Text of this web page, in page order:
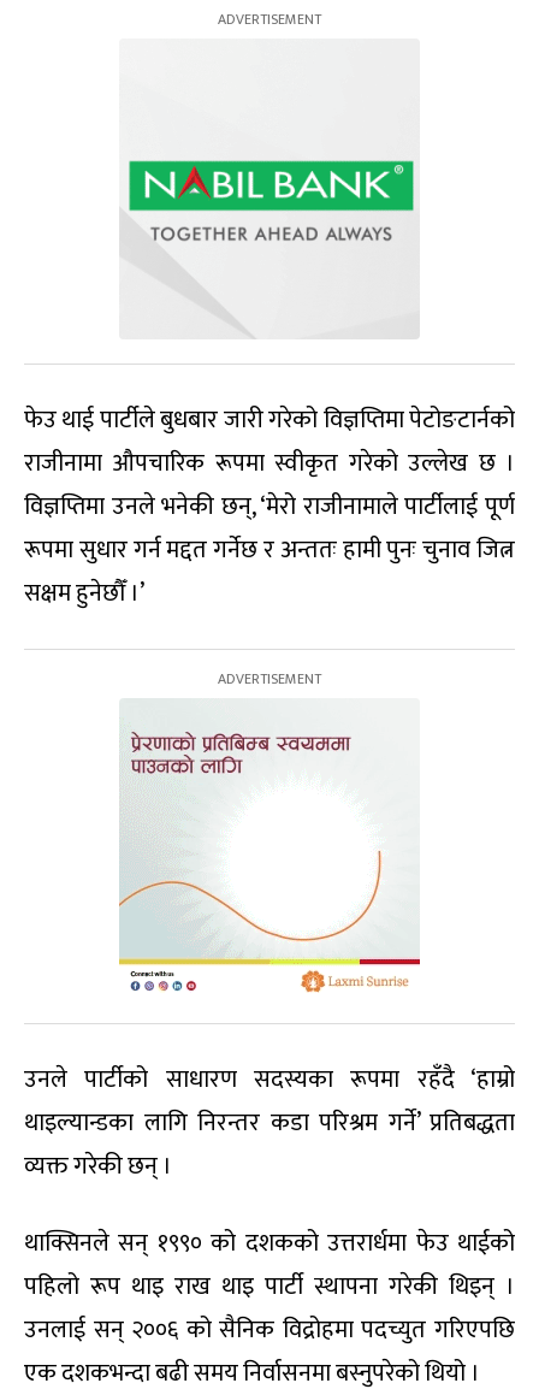
फेउ थाई पार्टीले बुधबार जारी गरेको विज्ञप्तिमा पेटोङटार्नको
राजीनामा औपचारिक रूपमा स्वीकृत गरेको उल्लेख छ ।
विज्ञप्तिमा उनले भनेकी छन्, ‘मेरो राजीनामाले पार्टीलाई पूर्ण
रूपमा सुधार गर्न मद्दत गर्नेछ र अन्ततः हामी पुनः चुनाव जित्न
सक्षम हुनेछौँ ।’
उनले पार्टीको साधारण सदस्यका रूपमा रहँदै ‘हाम्रो
थाइल्यान्डका लागि निरन्तर कडा परिश्रम गर्ने’ प्रतिबद्धता
व्यक्त गरेकी छन् ।
थाक्सिनले सन् १९९० को दशकको उत्तरार्धमा फेउ थाईको
पहिलो रूप थाइ राख थाइ पार्टी स्थापना गरेकी थिइन् ।
उनलाई सन् २००६ को सैनिक विद्रोहमा पदच्युत गरिएपछि
एक दशकभन्दा बढी समय निर्वासनमा बस्नुपरेको थियो ।